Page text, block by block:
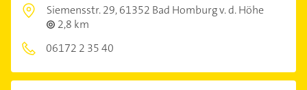
Siemensstr. 29,61352 Bad Homburg v. d. Höhe
2,8 km
06172 2 35 40